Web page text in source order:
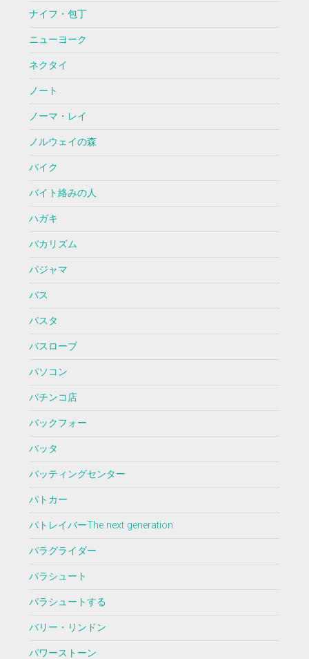
ナイフ・包丁
ニューヨーク
ネクタイ
ノート
ノーマ・レイ
ノルウェイの森
バイク
バイト絡みの人
ハガキ
バカリズム
パジャマ
バス
パスタ
バスローブ
パソコン
パチンコ店
バックフォー
バッタ
バッティングセンター
パトカー
パトレイバーThe next generation
パラグライダー
パラシュート
パラシュートする
バリー・リンドン
パワーストーン